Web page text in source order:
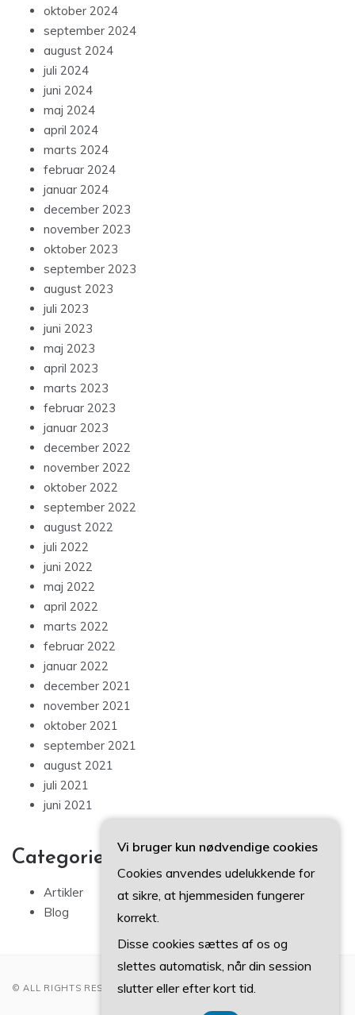
oktober 2024
september 2024
august 2024
juli 2024
juni 2024
maj 2024
april 2024
marts 2024
februar 2024
januar 2024
december 2023
november 2023
oktober 2023
september 2023
august 2023
juli 2023
juni 2023
maj 2023
april 2023
marts 2023
februar 2023
januar 2023
december 2022
november 2022
oktober 2022
september 2022
august 2022
juli 2022
juni 2022
maj 2022
april 2022
marts 2022
februar 2022
januar 2022
december 2021
november 2021
oktober 2021
september 2021
august 2021
juli 2021
juni 2021
Categories
Artikler
Blog
© ALL RIGHTS RESERVED 2022
Vi bruger kun nødvendige cookies
Cookies anvendes udelukkende for
at sikre, at hjemmesiden fungerer
korrekt.
Disse cookies sættes af os og
slettes automatisk, når din session
slutter eller efter kort tid.